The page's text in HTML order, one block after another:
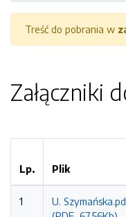
Treść do pobrania w
Załączniki
Lp. Plik
1
U.